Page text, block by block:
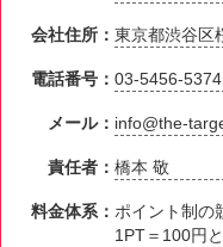
会社住所：東京都渋谷区
電話番号：03-5456-5374
メール： info@the-
責任者：橋本 敬
料金体系： ポイント制の
1PT＝100円